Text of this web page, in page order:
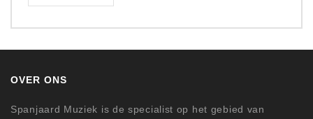
OVER ONS
Spanjaard Muziek is de specialist op het gebied van